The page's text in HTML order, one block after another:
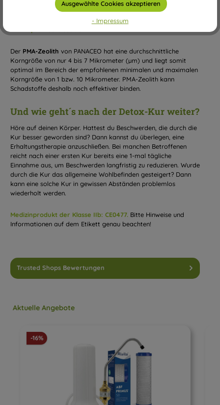
Der PMA-Zeolith von PANACEO hat eine durchschnittliche
Korngröße von nur 4 bis 7 Mikrometer (µm) und liegt somit
optimal im Bereich der empfohlenen minimalen und maximalen
Korngröße von 1 bzw. 10 Mikrometer. PMA-Zeolith kann
Schadstoffe deshalb noch effektiver binden.
Und wie geht´s nach der Detox-Kur weiter?
Höre auf deinen Körper. Hattest du Beschwerden, die durch die
Kur besser geworden sind? Dann kannst du überlegen, eine
Erhaltungstherapie anzuschließen. Bei manchen Betroffenen
reicht nach einer ersten Kur bereits eine 1-mal tägliche
Einnahme aus, um Beschwerden langfristig zu reduzieren. Wurde
durch die Kur das allgemeine Wohlbefinden gesteigert? Dann
kann eine solche Kur in gewissen Abständen problemlos
wiederholt werden.
Medizinprodukt der Klasse IIb: CE0477. Bitte Hinweise und
Informationen auf dem Etikett genau beachten!
Trusted Shops Bewertungen
Produktgalerie überspringen
Aktuelle Angebote
-16%Rabatt
Ausgewählte Cookies akzeptieren
- Impressum